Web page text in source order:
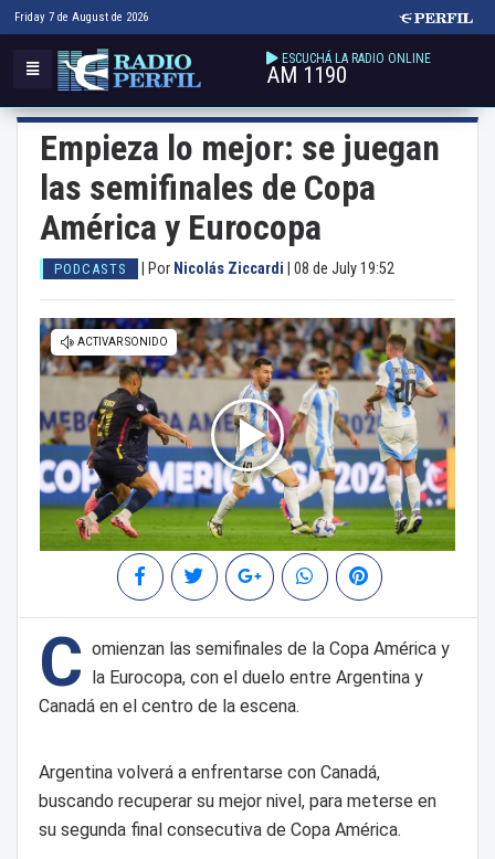
Friday 7 de August de 2026
ESCUCHÁ LA RADIO ONLINE
AM 1190
Empieza lo mejor: se juegan
las semifinales de Copa
América y Eurocopa
PODCASTS Por Nicolás Ziccardi 08 de July 19:52
C omienzan las semifinales de la Copa América y
la Eurocopa, con el duelo entre Argentina y
Canadá en el centro de la escena.
Argentina volverá a enfrentarse con Canadá,
buscando recuperar su mejor nivel, para meterse en
su segunda final consecutiva de Copa América.